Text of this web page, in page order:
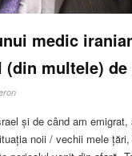
medic
(din multele)
și de când am emigrat,
noii / vechii mele